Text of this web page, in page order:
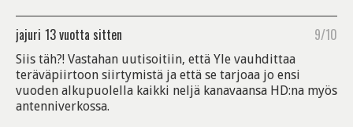
jajuri 13 vuotta sitten 9/10
Siis täh?! Vastahan uutisoitiin, että Yle vauhdittaa
teräväpiirtoon siirtymistä ja että se tarjoaa jo ensi
vuoden alkupuolella kaikki neljä kanavaansa HD:na myös
antenniverkossa.